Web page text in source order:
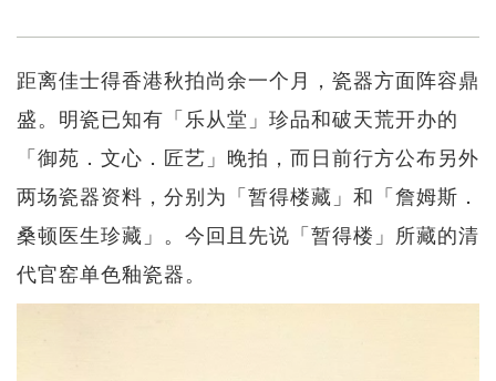
距离佳士得香港秋拍尚余一个月，瓷器方面阵容鼎
盛。明瓷已知有「乐从堂」珍品和破天荒开办的
「御苑．文心．匠艺」晚拍，而日前行方公布另外
两场瓷器资料，分别为「暂得楼藏」和「詹姆斯．
桑顿医生珍藏」。今回且先说「暂得楼」所藏的清
代官窑单色釉瓷器。